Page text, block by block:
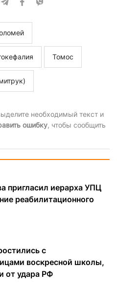
Томос
необходимый текст и
ошибку, чтобы сообщить
пригласил иерарха УПЦ
реабилитационного
с
воскресной школы,
от удара РФ